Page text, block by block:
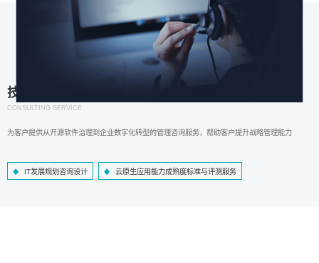
技术咨询服务
CONSULTING SERVICE
为客户提供从开源软件治理到企业数字化转型的管理咨询服务，帮助客户提升战略管理能力
IT发展规划咨询设计 云原生应用能力成熟度标准与评测服务